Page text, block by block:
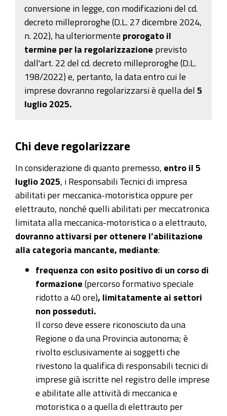
conversione in legge, con modificazioni del cd.
decreto milleproroghe (D.L. 27 dicembre 2024,
n. 202), ha ulteriormente prorogato il
termine per la regolarizzazione previsto
dall'art. 22 del cd. decreto milleproroghe (D.L.
198/2022) e, pertanto, la data entro cui le
imprese dovranno regolarizzarsi è quella del 5
luglio 2025.
Chi deve regolarizzare
In considerazione di quanto premesso, entro il 5
luglio 2025 , i Responsabili Tecnici di impresa
abilitati per meccanica-motoristica oppure per
elettrauto, nonché quelli abilitati per meccatronica
limitata alla meccanica-motoristica o a elettrauto,
dovranno attivarsi per ottenere l’abilitazione
alla categoria mancante, mediante:
frequenza con esito positivo di un corso di
formazione (percorso formativo speciale
ridotto a 40 ore), limitatamente ai settori
non posseduti.
Il corso deve essere riconosciuto da una
Regione o da una Provincia autonoma; è
rivolto esclusivamente ai soggetti che
rivestono la qualifica di responsabili tecnici di
imprese già iscritte nel registro delle imprese
e abilitate alle attività di meccanica e
motoristica o a quella di elettrauto per